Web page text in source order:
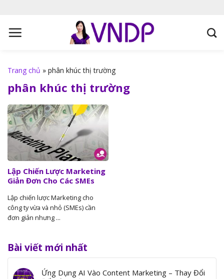
Trang chủ » phân khúc thị trường
phân khúc thị trường
Lập Chiến Lược Marketing
Giản Đơn Cho Các SMEs
Lập chiến lược Marketing cho
công ty vừa và nhỏ (SMEs) cần
đơn giản nhưng ...
Bài viết mới nhất
Ứng Dụng AI Vào Content Marketing – Thay Đổi